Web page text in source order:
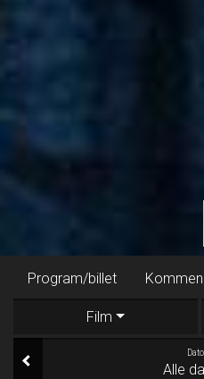
Program/billet
Film
Dato
Alle